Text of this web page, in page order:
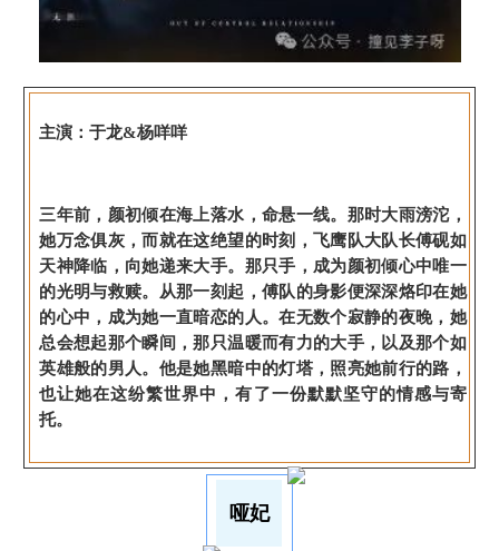
主演：于龙&杨咩咩
三年前，颜初倾在海上落水，命悬一线。那时大雨滂沱，
她万念俱灰，而就在这绝望的时刻，飞鹰队大队长傅砚如
天神降临，向她递来大手。那只手，成为颜初倾心中唯一
的光明与救赎。从那一刻起，傅队的身影便深深烙印在她
的心中，成为她一直暗恋的人。在无数个寂静的夜晚，她
总会想起那个瞬间，那只温暖而有力的大手，以及那个如
英雄般的男人。他是她黑暗中的灯塔，照亮她前行的路，
也让她在这纷繁世界中，有了一份默默坚守的情感与寄
托。
哑妃